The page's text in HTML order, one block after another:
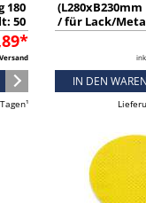
180
50
Versand
/ für Lack/
Stück) -
IN DEN